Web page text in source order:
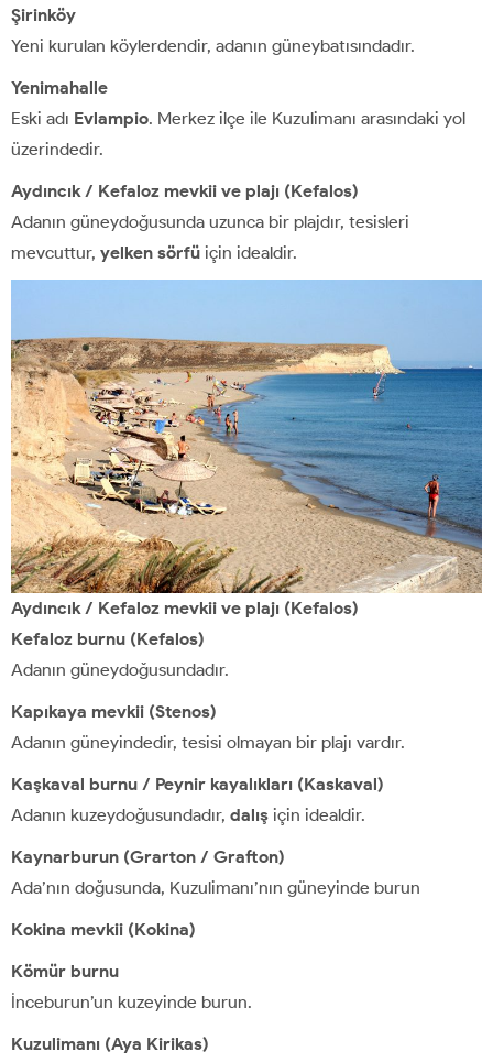
Şirinköy
Yeni kurulan köylerdendir, adanın güneybatısındadır.
Yenimahalle
Eski adı Evlampio. Merkez ilçe ile Kuzulimanı arasındaki yol
üzerindedir.
Aydıncık / Kefaloz mevkii ve plajı (Kefalos)
Adanın güneydoğusunda uzunca bir plajdır, tesisleri
mevcuttur, yelken sörfü için idealdir.
Aydıncık / Kefaloz mevkii ve plajı (Kefalos)
Kefaloz burnu (Kefalos)
Adanın güneydoğusundadır.
Kapıkaya mevkii (Stenos)
Adanın güneyindedir, tesisi olmayan bir plajı vardır.
Kaşkaval burnu / Peynir kayalıkları (Kaskaval)
Adanın kuzeydoğusundadır, dalış için idealdir.
Kaynarburun (Grarton / Grafton)
Ada’nın doğusunda, Kuzulimanı’nın güneyinde burun
Kokina mevkii (Kokina)
Kömür burnu
İnceburun’un kuzeyinde burun.
Kuzulimanı (Aya Kirikas)